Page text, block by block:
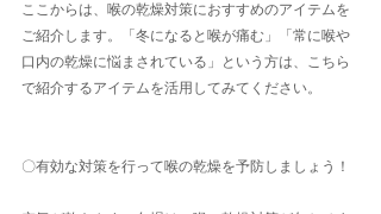
ここからは、喉の乾燥対策におすすめのアイテムを
ご紹介します。「冬になると喉が痛む」「常に喉や
口内の乾燥に悩まされている」という方は、こちら
で紹介するアイテムを活用してみてください。
〇有効な対策を行って喉の乾燥を予防しましょう！